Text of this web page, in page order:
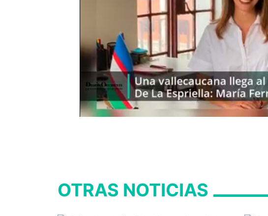
OTRAS NOTICIAS